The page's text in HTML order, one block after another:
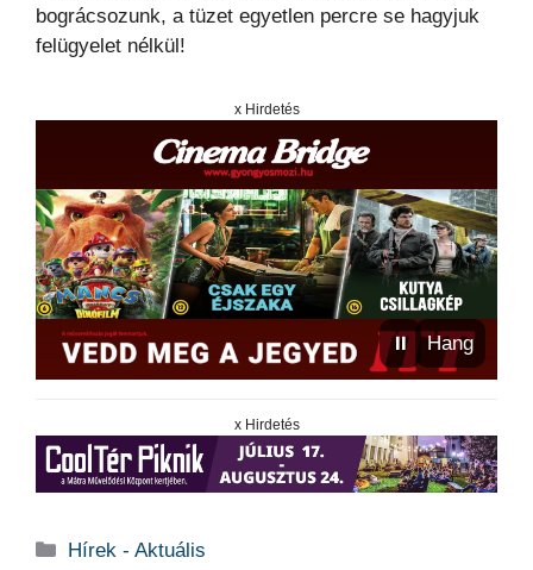
bográcsozunk, a tüzet egyetlen percre se hagyjuk
felügyelet nélkül!
x Hirdetés
⏸ Hang
x Hirdetés
Kategória
Hírek - Aktuális